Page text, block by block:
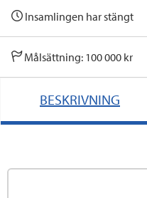
Insamlingen har stängt
Målsättning: 100 000 kr
BESKRIVNING